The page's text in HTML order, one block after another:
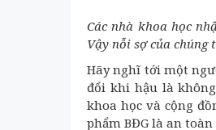
Các nhà khoa học
Vậy nỗi sợ của chúng
Hãy nghĩ tới một
đổi khi hậu là
khoa học và cộng
phẩm BĐG là an toàn